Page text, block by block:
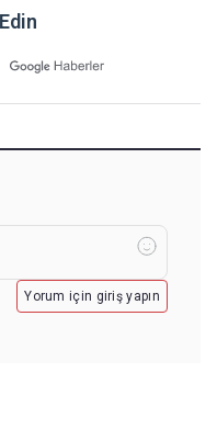
Yorum için giriş yapın